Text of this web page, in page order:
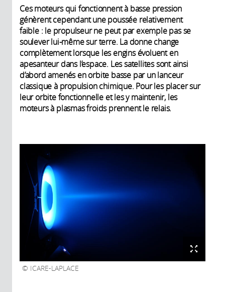
Ces moteurs qui fonctionnent à basse pression
génèrent cependant une poussée relativement
faible : le propulseur ne peut par exemple pas se
soulever lui-même sur terre. La donne change
complètement lorsque les engins évoluent en
apesanteur dans l’espace. Les satellites sont ainsi
d’abord amenés en orbite basse par un lanceur
classique à propulsion chimique. Pour les placer sur
leur orbite fonctionnelle et les y maintenir, les
moteurs à plasmas froids prennent le relais.
ICARE-LAPLACE